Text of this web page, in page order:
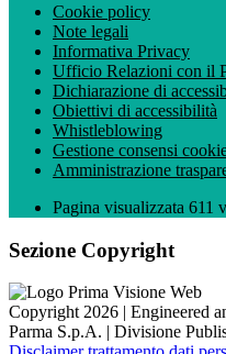
Cookie policy
Note legali
Informativa Privacy
Ufficio Relazioni con il
Dichiarazione di
Obiettivi di accessibilità
Whistleblowing
Gestione consensi
Amministrazione
Pagina visualizzata 611
Sezione Copyright
Copyright 2026 | Engineered
Parma S.p.A. | Divisione